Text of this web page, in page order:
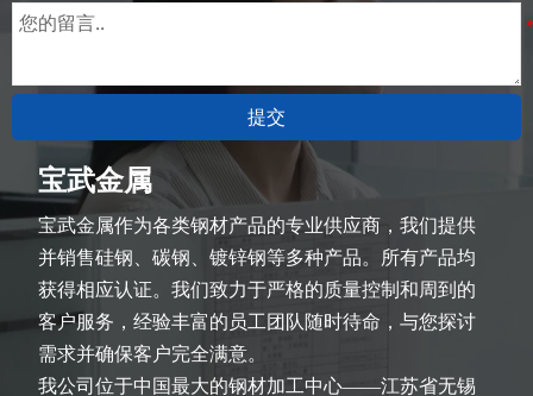
提交
宝武金属
宝武金属作为各类钢材产品的专业供应商，我们提供
并销售硅钢、碳钢、镀锌钢等多种产品。所有产品均
获得相应认证。我们致力于严格的质量控制和周到的
客户服务，经验丰富的员工团队随时待命，与您探讨
需求并确保客户完全满意。
我公司位于中国最大的钢材加工中心——江苏省无锡